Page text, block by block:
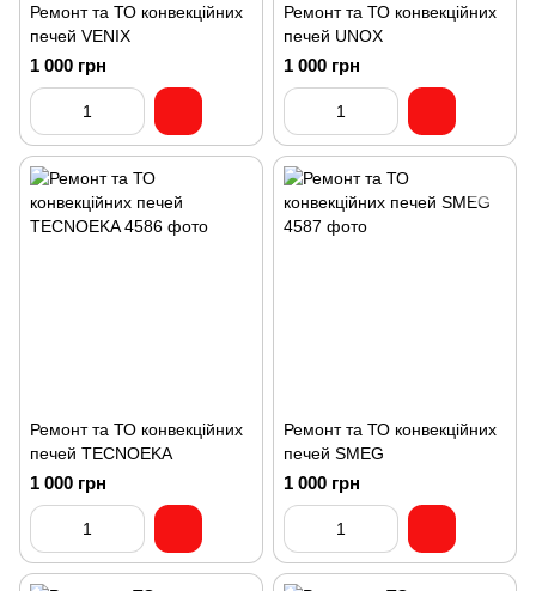
Ремонт та ТО конвекційних
печей VENIX
1 000 грн
Ремонт та ТО конвекційних
печей UNOX
1 000 грн
Ремонт та ТО конвекційних
печей TECNOEKA
1 000 грн
Ремонт та ТО конвекційних
печей SMEG
1 000 грн